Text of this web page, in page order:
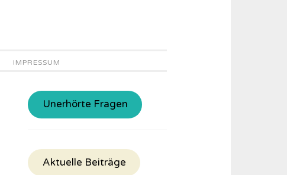
IMPRESSUM
Unerhörte Fragen
Aktuelle Beiträge